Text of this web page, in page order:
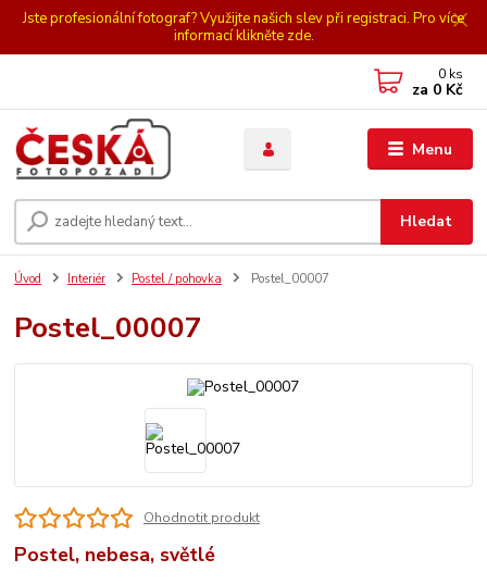
Jste profesionální fotograf? Využijte našich slev při registraci. Pro více
informací klikněte zde.
Menu
Hledat
0 ks
za 0 Kč
Úvod Interiér Postel / pohovka Postel_00007
Postel_00007
Ohodnotit produkt
Postel, nebesa, světlé